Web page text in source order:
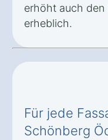
erhöht auch
erheblich.
Für jede
Schönberg